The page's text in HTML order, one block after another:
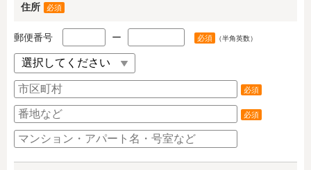
住所 必須
郵便番号 ー 必須 （半角英数）
必須
必須